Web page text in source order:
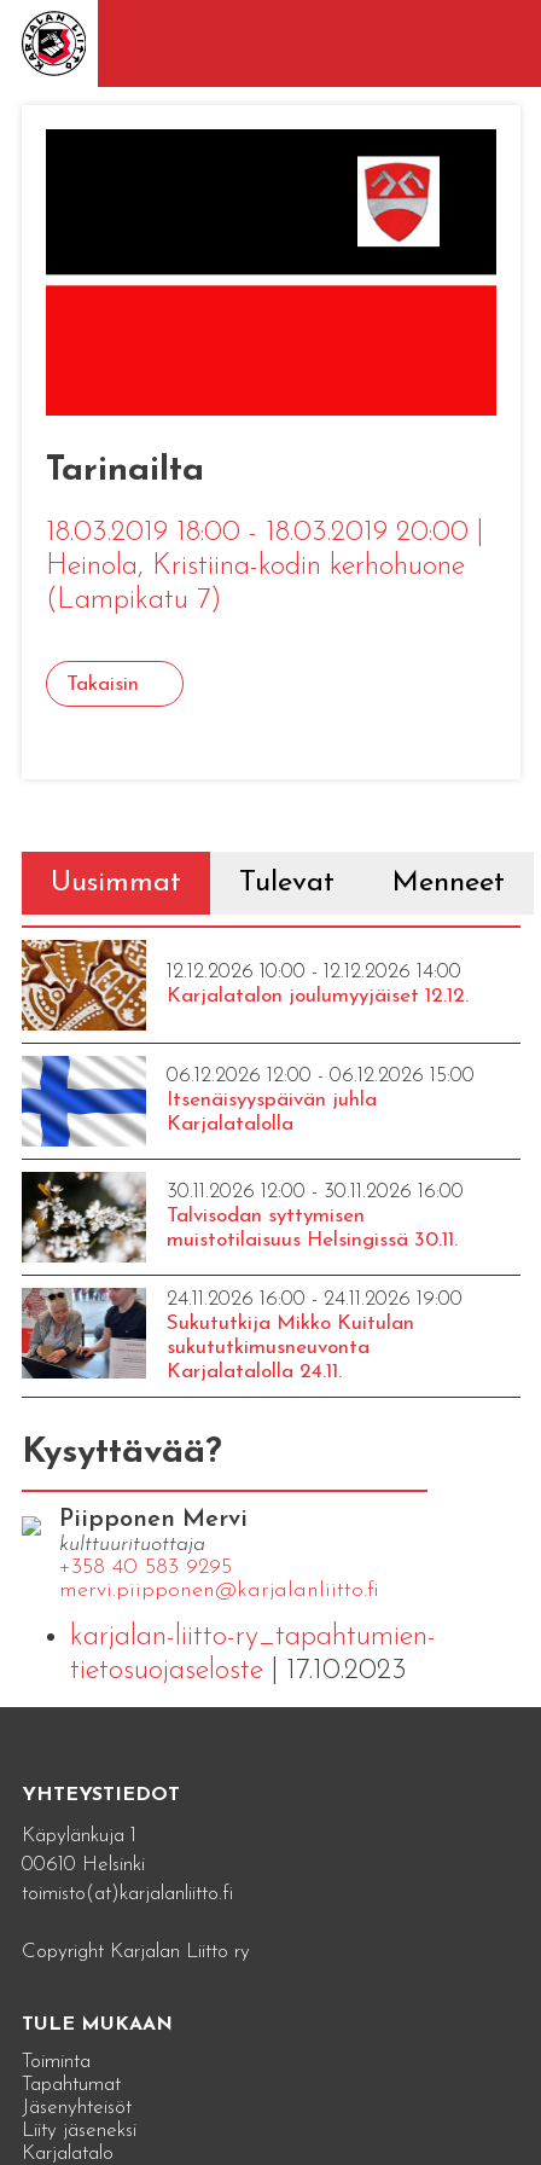
Tarinailta
18.03.2019 18:00 - 18.03.2019 20:00
Heinola, Kristiina-kodin kerhohuone
(Lampikatu 7)
Takaisin
Uusimmat Tulevat Menneet
12.12.2026 10:00 - 12.12.2026 14:00
Karjalatalon joulumyyjäiset 12.12.
06.12.2026 12:00 - 06.12.2026 15:00
Itsenäisyyspäivän juhla
Karjalatalolla
30.11.2026 12:00 - 30.11.2026 16:00
Talvisodan syttymisen
muistotilaisuus Helsingissä 30.11.
24.11.2026 16:00 - 24.11.2026 19:00
Sukututkija Mikko Kuitulan
sukututkimusneuvonta
Karjalatalolla 24.11.
Kysyttävää?
Piipponen Mervi
kulttuurituottaja
+358 40 583 9295
mervi.​piipponen@​kar​jala​nlii​tto.​fi
karjalan-liitto-ry_tapahtumien-
tietosuojaseloste| 17.10.2023
YHTEYSTIEDOT
Käpylänkuja 1
00610 Helsinki
toimisto(at)karjalanliitto.fi
Copyright Karjalan Liitto ry
TULE MUKAAN
Toiminta
Tapahtumat
Jäsenyhteisöt
Liity jäseneksi
Karjalatalo